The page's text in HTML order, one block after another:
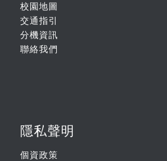
校園地圖
交通指引
分機資訊
聯絡我們
隱私聲明
個資政策